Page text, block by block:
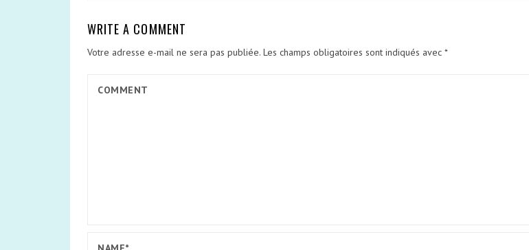
WRITE A COMMENT
Votre adresse e-mail ne sera pas publiée. Les champs obligatoires sont indiqués avec *